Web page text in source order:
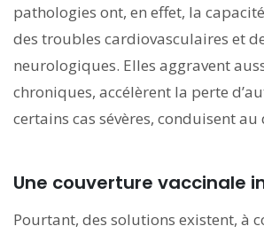
pathologies ont, en effet, la
des troubles cardiovasculaires et
neurologiques. Elles aggravent
chroniques, accélèrent la perte
certains cas sévères, conduisent au
Une couverture vaccinale
Pourtant, des solutions existent, à